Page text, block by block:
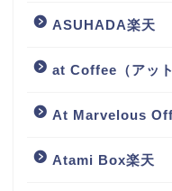
ASUHADA楽天
at Coffee（アッ
At Marvelous
Atami Box楽天